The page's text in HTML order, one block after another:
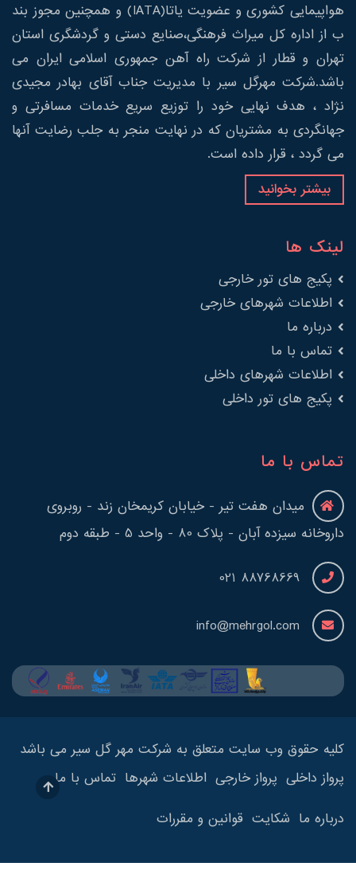
هواپیمایی کشوری و عضویت یاتا(IATA) و همچنین مجوز بند
ب از اداره کل میراث فرهنگی،صنایع دستی و گردشگری استان
تهران و قطار از شرکت راه آهن جمهوری اسلامی ایران می
باشد.شرکت مهرگل سیر با مدیریت جناب آقای بهادر مجیدی
نژاد ، هدف نهایی خود را توزیع سریع خدمات مسافرتی و
جهانگردی به مشتریان که در نهایت منجر به جلب رضایت آنها
می گردد ، قرار داده است.
بیشتر بخوانید
لینک ها
پکیج های تور خارجی
اطلاعات شهرهای خارجی
درباره ما
تماس با ما
اطلاعات شهرهای داخلی
پکیج های تور داخلی
تماس با ما
میدان هفت تیر - خیابان کریمخان زند - روبروی
داروخانه سیزده آبان - پلاک 80 - واحد 5 - طبقه دوم
88768669 021
info@mehrgol.com
کلیه حقوق وب سایت متعلق به شرکت مهر گل سیر می باشد
پرواز داخلی پرواز خارجی اطلاعات شهرها تماس با ما
درباره ما شکایت قوانین و مقررات